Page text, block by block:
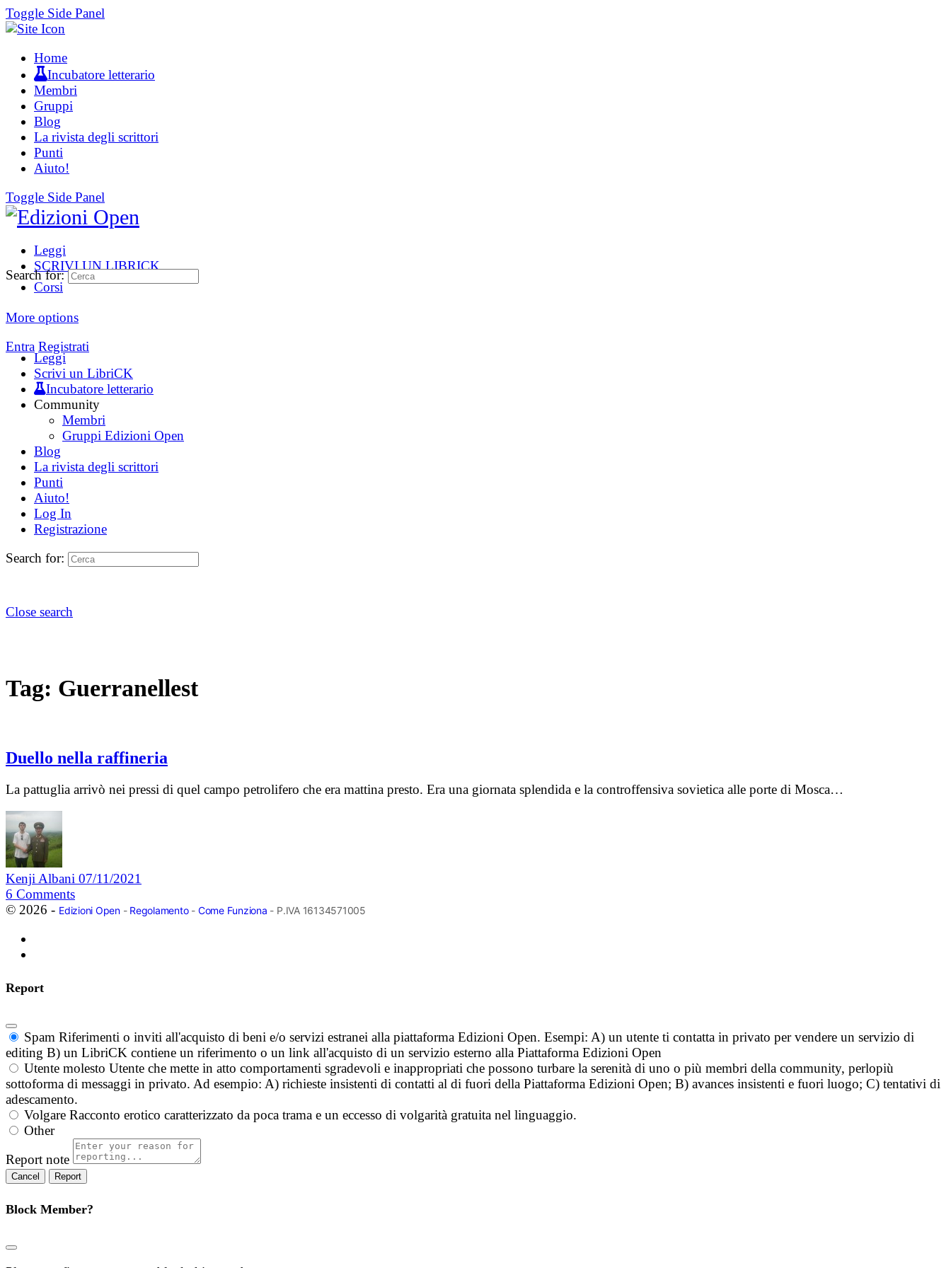
Toggle Side Panel
Home
Incubatore letterario
Membri
Gruppi
Blog
La rivista degli scrittori
Punti
Aiuto!
Toggle Side Panel
Leggi
SCRIVI UN LIBRICK
Corsi
More options
Entra Registrati
Search for:
Leggi
Scrivi un LibriCK
Incubatore letterario
Community
Membri
Gruppi Edizioni Open
Blog
La rivista degli scrittori
Punti
Aiuto!
Log In
Registrazione
Search for:
Close search
Tag: Guerranellest
Duello nella raffineria
La pattuglia arrivò nei pressi di quel campo petrolifero che era mattina presto. Era una giornata splendida e la controffensiva sovietica alle porte di Mosca…
Kenji Albani 07/11/2021
6 Comments
© 2026 - Edizioni Open- Regolamento- Come Funziona - P.IVA 16134571005
Report
Spam Riferimenti o inviti all'acquisto di beni e/o servizi estranei alla piattaforma Edizioni Open. Esempi: A) un utente ti contatta in privato per vendere un servizio di
editing B) un LibriCK contiene un riferimento o un link all'acquisto di un servizio esterno alla Piattaforma Edizioni Open
Utente molesto Utente che mette in atto comportamenti sgradevoli e inappropriati che possono turbare la serenità di uno o più membri della community, perlopiù
sottoforma di messaggi in privato. Ad esempio: A) richieste insistenti di contatti al di fuori della Piattaforma Edizioni Open; B) avances insistenti e fuori luogo; C) tentativi di
adescamento.
Volgare Racconto erotico caratterizzato da poca trama e un eccesso di volgarità gratuita nel linguaggio.
Other
Report note
Report
Block Member?